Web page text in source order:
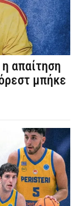
απαίτηση
μπήκε